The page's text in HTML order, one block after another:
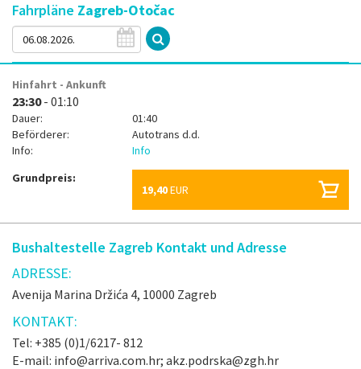
Fahrpläne Zagreb-Otočac
Hinfahrt - Ankunft
23:30- 01:10
Dauer:
01:40
Beförderer:
Autotrans d.d.
Info:
Info
Grundpreis:
19,40EUR
Bushaltestelle Zagreb Kontakt und Adresse
ADRESSE:
Avenija Marina Držića 4, 10000 Zagreb
KONTAKT:
Tel: +385 (0)1/6217- 812
E-mail: info@arriva.com.hr; akz.podrska@zgh.hr